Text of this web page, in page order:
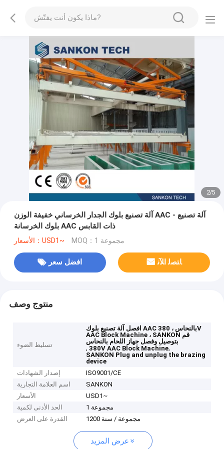
2/5
آلة تصنيع بلوك الجدار الخرساني خفيفة الوزن AAC - آلة تصنيع
بلوك الخرسانة AAC ذات القابس
الأسعار：USD1~ MOQ：1 مجموعة
افضل سعر ﺎﺘﺼﻟ ﺍﻶﻧ
منتوج وصف
تسليط الضوء
افصل آلة تصنيع بلوك AAC بالنحاس ، 380V
AAC Block Machine ، SANKON قم
بتوصيل وفصل جهاز اللحام بالنحاس
,380V AAC Block Machine,
SANKON Plug and unplug the brazing
device
إصدار الشهادات
ISO9001/CE
اسم العلامة التجارية
SANKON
الأسعار
USD1~
الحد الأدنى لكمية
1 مجموعة
القدرة على العرض
1200 مجموعة / سنة
عرض المزيد